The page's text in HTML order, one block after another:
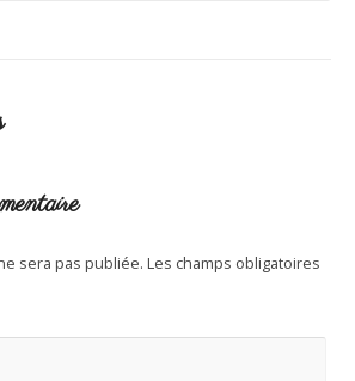
sera pas publiée. Les champs obligatoires